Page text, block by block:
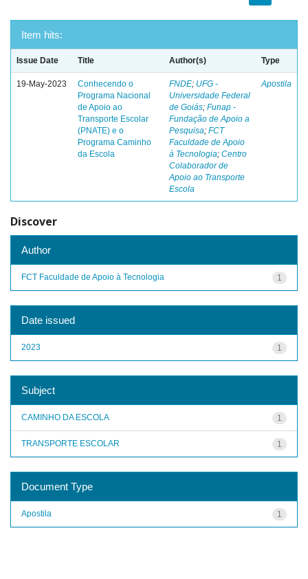
Item hits:
Issue Date Title Author(s) Type
19-May-2023
Conhecendo o
Programa Nacional
de Apoio ao
Transporte Escolar
(PNATE) e o
Programa Caminho
da Escola
FNDE; UFG -
Universidade Federal
de Goiás; Funap -
Fundação de Apoio a
Pesquisa; FCT
Faculdade de Apoio
à Tecnologia; Centro
Colaborador de
Apoio ao Transporte
Escola
Apostila
Discover
Author
1
FCT Faculdade de Apoio à Tecnologia
Date issued
1
2023
Subject
1
CAMINHO DA ESCOLA
1
TRANSPORTE ESCOLAR
Document Type
1
Apostila